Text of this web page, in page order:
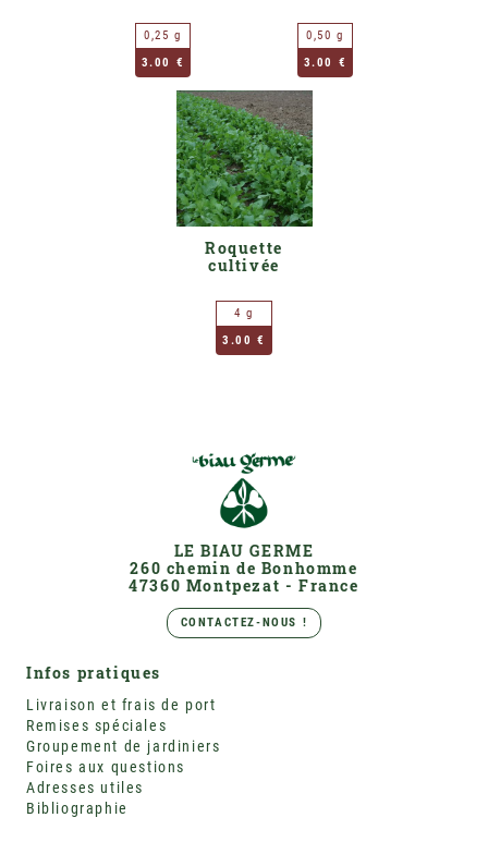
0,25 g
3.00 €
0,50 g
3.00 €
Roquette
cultivée
4 g
3.00 €
LE BIAU GERME
260 chemin de Bonhomme
47360 Montpezat - France
CONTACTEZ-NOUS !
Infos pratiques
Livraison et frais de port
Remises spéciales
Groupement de jardiniers
Foires aux questions
Adresses utiles
Bibliographie